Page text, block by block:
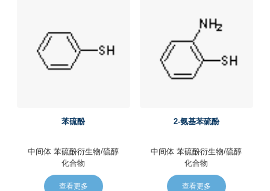
苯硫酚
中间体 苯硫酚衍生物/硫醇
化合物
查看更多
2-氨基苯硫酚
中间体 苯硫酚衍生物/硫醇
化合物
查看更多